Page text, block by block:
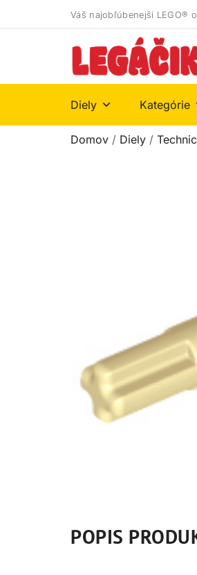
Váš najobľúbenejší LEGO®
Diely Kategórie
Domov / Diely / Technic
POPIS